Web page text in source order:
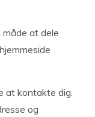
at dele
at kontakte dig.
og